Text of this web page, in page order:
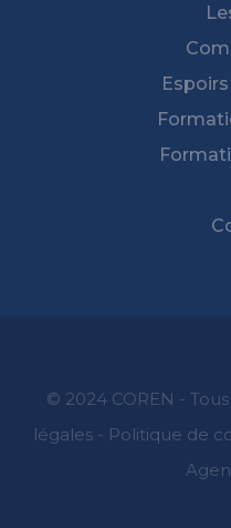
© 2024 COREN -
légales - Politique de